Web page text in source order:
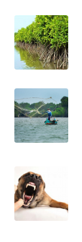
WN
DAIRI
WN
WN
NIAS
LANGKAT